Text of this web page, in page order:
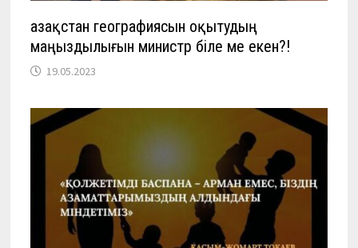
Қазақстан географиясын оқытудың
маңыздылығын министр біле ме екен?!
19.05.2023